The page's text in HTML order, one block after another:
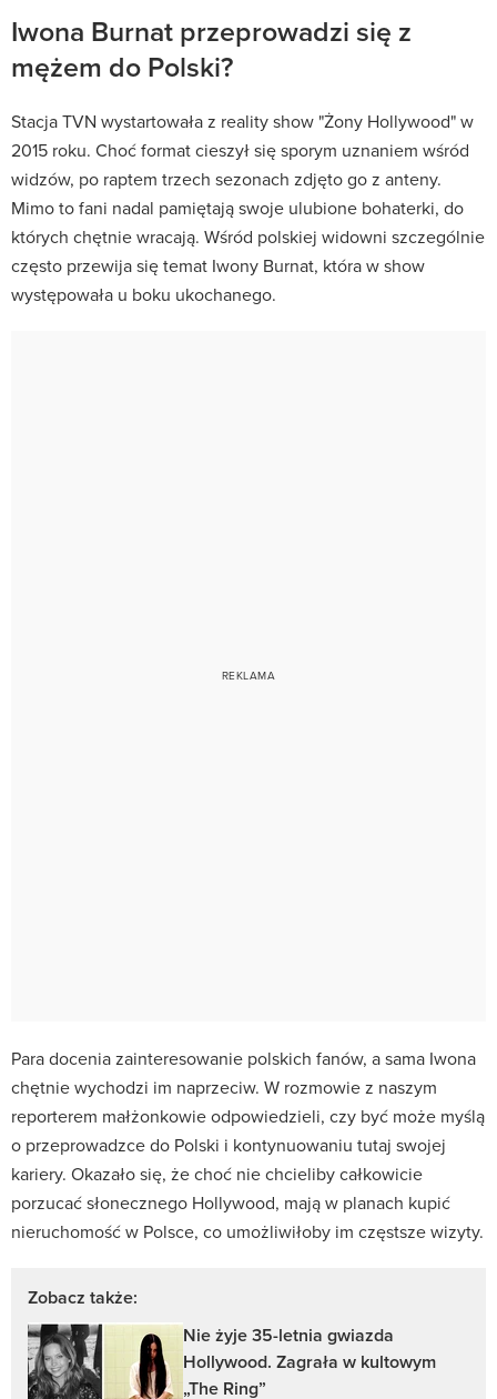
Iwona Burnat przeprowadzi się z
mężem do Polski?
Stacja TVN wystartowała z reality show "Żony Hollywood" w
2015 roku. Choć format cieszył się sporym uznaniem wśród
widzów, po raptem trzech sezonach zdjęto go z anteny.
Mimo to fani nadal pamiętają swoje ulubione bohaterki, do
których chętnie wracają. Wśród polskiej widowni szczególnie
często przewija się temat Iwony Burnat, która w show
występowała u boku ukochanego.
Para docenia zainteresowanie polskich fanów, a sama Iwona
chętnie wychodzi im naprzeciw. W rozmowie z naszym
reporterem małżonkowie odpowiedzieli, czy być może myślą
o przeprowadzce do Polski i kontynuowaniu tutaj swojej
kariery. Okazało się, że choć nie chcieliby całkowicie
porzucać słonecznego Hollywood, mają w planach kupić
nieruchomość w Polsce, co umożliwiłoby im częstsze wizyty.
Zobacz także:
Nie żyje 35-letnia gwiazda
Hollywood. Zagrała w kultowym
„The Ring”